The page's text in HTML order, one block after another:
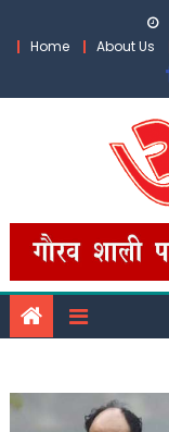
Home
About Us